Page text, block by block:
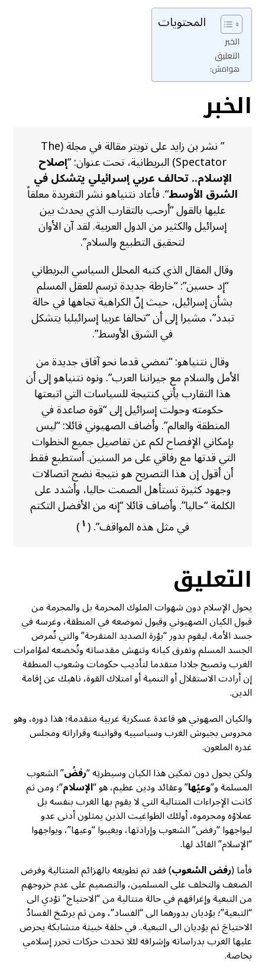
المحتويات
الخبر
التعليق
هوامش:
الخبر
” نشر بن زايد على تويتر مقالة في مجلة (The
Spectator) البريطانية، تحت عنوان: “ إصلاح
الإسلام.. تحالف عربي إسرائيلي يتشكل في
الشرق الأوسط“. فأعاد نتنياهو نشر التغريدة معلقاً
عليها بالقول “أرحب بالتقارب الذي يحدث بين
إسرائيل والكثير من الدول العربية. لقد آن الأوان
لتحقيق التطبيع والسلام”.
وقال المقال الذي كتبه المحلل السياسي البريطاني
“إد حسين”: “خارطة جديدة ترسم للعقل المسلم
بشأن إسرائيل، حيث إنّ الكراهية تجاهها في حالة
تبدد”، مشيرا إلى أن “تحالفا عربيا إسرائيليا يتشكل
في الشرق الأوسط”.
وقال نتنياهو: “نمضي قدما نحو آفاق جديدة من
الأمل والسلام مع جيراننا العرب”. ونوه نتنياهو إلى أن
هذا التقارب يأتي كنتيجة للسياسات التي اتبعتها
حكومته وحولت إسرائيل إلى “قوة صاعدة في
المنطقة والعالم”. وأضاف الصهيوني قائلا: “ليس
بإمكاني الإفصاح لكم عن تفاصيل جميع الخطوات
التي قدتها مع رفاقي على مر السنين. أستطيع فقط
أن أقول إن هذا التصريح هو نتيجة نضج اتصالات
وجهود كثيرة تستأهل الصمت حاليا، وأشدد على
الكلمة “حاليا”. وأضاف قائلا “إنه من الأفضل التكتم
في مثل هذه المواقف”. (١)
التعليق
يحول الإسلام دون شهوات الملوك المحرمة بل والمجرمة من
قبول الكيان الصهيوني وقبول تموضعه في المنطقة، وغرسه في
جسد الأمة، ليقوم بدور “بؤرة الصديد المتقرحة” والتي تُمرض
الجسد المسلم وتفرق كيانه وتنهش مقدساته وتُخضعه لمؤامرات
الغرب وتصبح جلادا متقدما لتأديب حكومات وشعوب المنطقة
إن أرادت الاستقلال أو التنمية أو امتلاك القوة، ناهيك عن إقامة
الدين.
والكيان الصهوني هو قاعدة عسكرية غربية متقدمة؛ هذا دوره، وهو
محروس بجيوش الغرب وسياسييه وقوانينه وقراراته ومجلس
غدره الملعون.
ولكن يحول دون تمكين هذا الكيان وسيطرتِه “رفضُ” الشعوب
المسلمة و”وعيُها” وعقائد ودين عظيم، هو “الإسلام“؛ ومن ثم
كانت الإجراءات المتتالية التي لا يقوم بها الغرب بنفسه بل
عملاؤه ومجرموه، أولئك الطواغيت الذين يمثلون أدنى عدو
ليواجهوا “رفض” الشعوب وإرادتها، ويغيبوا “وعيها”، ويواجهوا
“الإسلام” القائد لها.
فأما (رفض الشعوب) فقد تم تطويعه بالهزائم المتتالية وفرض
الضعف والتخلف على المسلمين، والتصميم على عدم خروجهم
من التبعية وإغراقهم في حالة متتالية من “الاحتياج” تؤدي الى
“التبعية”؛ يؤديان بدورهما الى “الفساد”، ومن ثم يرسّخ الفسادُ
الاحتياجَ ثم يؤديان الى التبعية.. في حلقة خبيثة متشابكة يحرص
عليها الغرب بدراساته وإشرافه لئلا تحدث حركات تحرر إسلامي
بخاصة.